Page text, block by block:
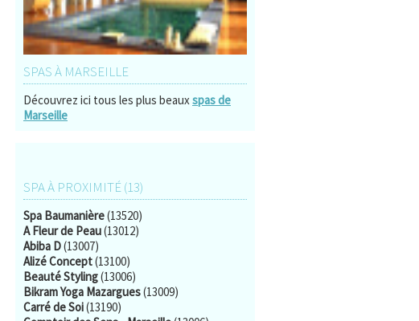
SPAS À MARSEILLE
Découvrez ici tous les plus beauxspas de
Marseille
SPA À PROXIMITÉ (13)
Spa Baumanière(13520)
A Fleur de Peau(13012)
Abiba D(13007)
Alizé Concept(13100)
Beauté Styling(13006)
Bikram Yoga Mazargues(13009)
Carré de Soi(13190)